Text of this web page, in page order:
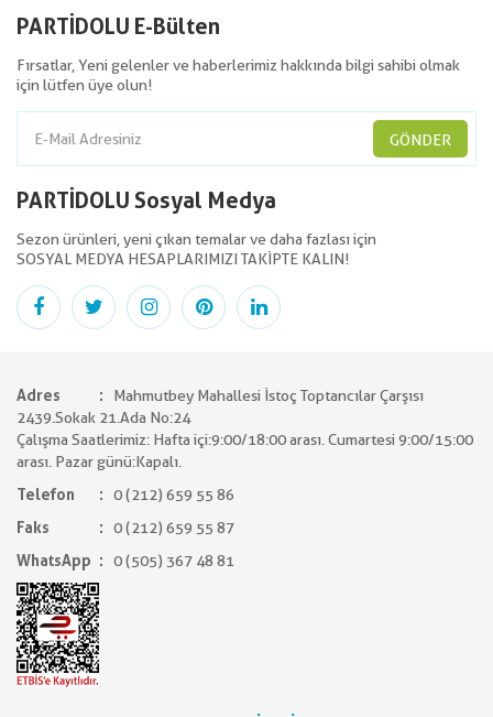
PARTİDOLU E-Bülten
Fırsatlar, Yeni gelenler ve haberlerimiz hakkında bilgi sahibi olmak
için lütfen üye olun!
GÖNDER
PARTİDOLU Sosyal Medya
Sezon ürünleri, yeni çıkan temalar ve daha fazlası için
SOSYAL MEDYA HESAPLARIMIZI TAKİPTE KALIN!
Adres
Mahmutbey Mahallesi İstoç Toptancılar Çarşısı
2439.Sokak 21.Ada No:24
Çalışma Saatlerimiz: Hafta içi:9:00/18:00 arası. Cumartesi 9:00/15:00
arası. Pazar günü:Kapalı.
Telefon
0 (212) 659 55 86
Faks
0 (212) 659 55 87
WhatsApp
0 (505) 367 48 81